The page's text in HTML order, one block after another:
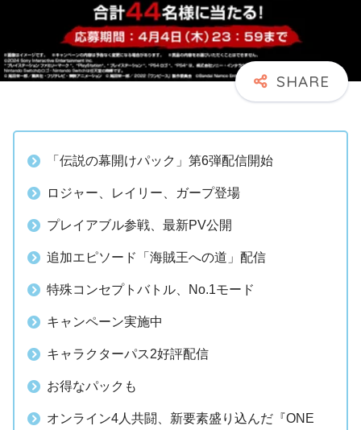
「伝説の幕開けパック」第6弾配信開始
ロジャー、レイリー、ガープ登場
プレイアブル参戦、最新PV公開
追加エピソード「海賊王への道」配信
特殊コンセプトバトル、No.1モード
キャンペーン実施中
キャラクターパス2好評配信
お得なパックも
オンライン4人共闘、新要素盛り込んだ『ONE